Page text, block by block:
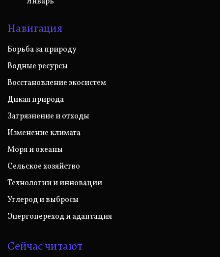
Навигация
Борьба за природу
Водные ресурсы
Восстановление экосистем
Дикая природа
Загрязнение и отходы
Изменение климата
Моря и океаны
Сельское хозяйство
Технологии и инновации
Углерод и выбросы
Энергопереход и адаптация
Сейчас читают